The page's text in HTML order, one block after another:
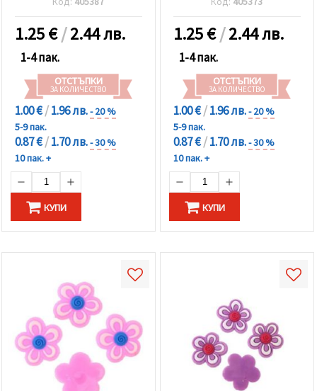
1.25€/2.44 лв.
1-4 пак.
ОТСТЪПКИ
ЗА КОЛИЧЕСТВО
1.00 €/1.96 лв.- 20 %
5-9 пак.
0.87 €/1.70 лв.- 30 %
10 пак. +
КУПИ
1.25€/2.44 лв.
1-4 пак.
ОТСТЪПКИ
ЗА КОЛИЧЕСТВО
1.00 €/1.96 лв.- 20 %
5-9 пак.
0.87 €/1.70 лв.- 30 %
10 пак. +
КУПИ